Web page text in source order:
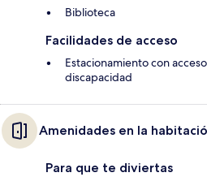
Biblioteca
Facilidades de acceso
Estacionamiento con
discapacidad
Amenidades en la
Para que te diviertas